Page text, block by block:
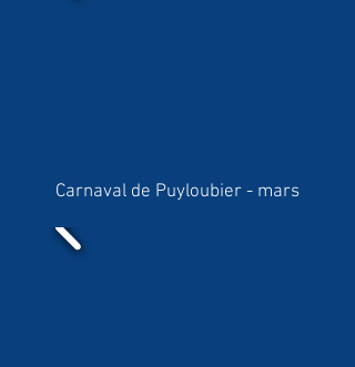
Carnaval de Puyloubier - mars